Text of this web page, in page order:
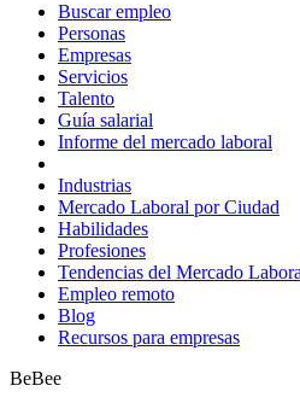
Buscar empleo
Personas
Empresas
Servicios
Talento
Guía salarial
Informe del mercado laboral
Industrias
Mercado Laboral por Ciudad
Habilidades
Profesiones
Tendencias del Mercado
Empleo remoto
Blog
Recursos para empresas
BeBee